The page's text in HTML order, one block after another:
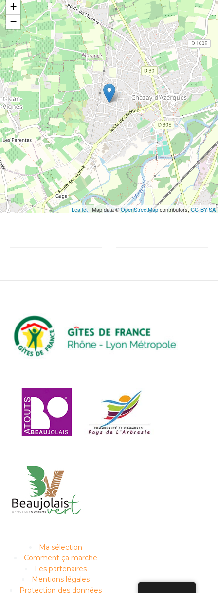
+
−
Leaflet| Map data ©OpenStreetMapcontributors,CC-BY-SA
Ma sélection
Comment ça marche
Les partenaires
Mentions légales
Protection des données